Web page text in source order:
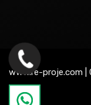
www.re-proje.com |